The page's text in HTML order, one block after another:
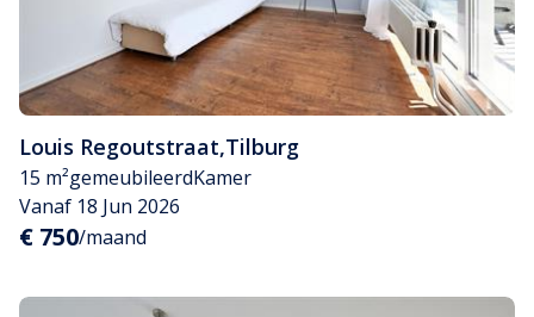
Louis Regoutstraat,Tilburg
15 m²gemeubileerdKamer
Vanaf 18 Jun 2026
€ 750/maand